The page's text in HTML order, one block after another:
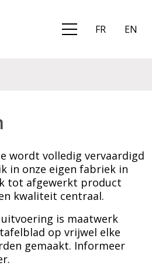
FR EN
wordt volledig vervaardigd
in onze eigen fabriek in
tot afgewerkt product
kwaliteit centraal.
uitvoering is maatwerk
op vrijwel elke
gemaakt. Informeer